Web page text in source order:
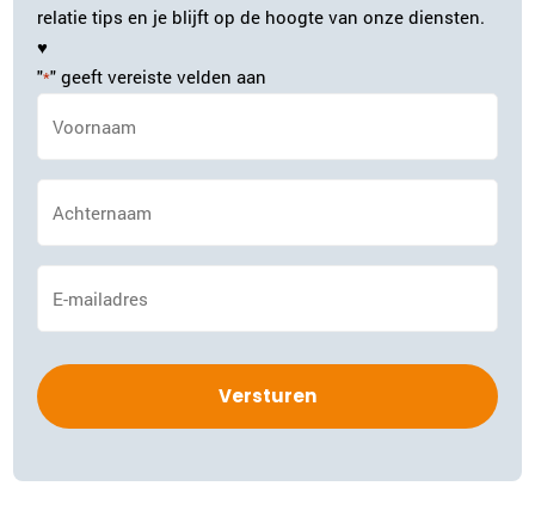
relatie tips en je blijft op de hoogte van onze diensten.
♥
"*" geeft vereiste velden aan
mailadres